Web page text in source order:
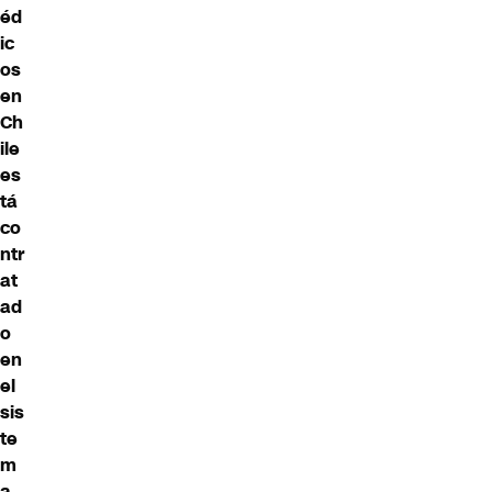
éd
ic
os
en
Ch
ile
es
tá
co
ntr
at
ad
o
en
el
sis
te
m